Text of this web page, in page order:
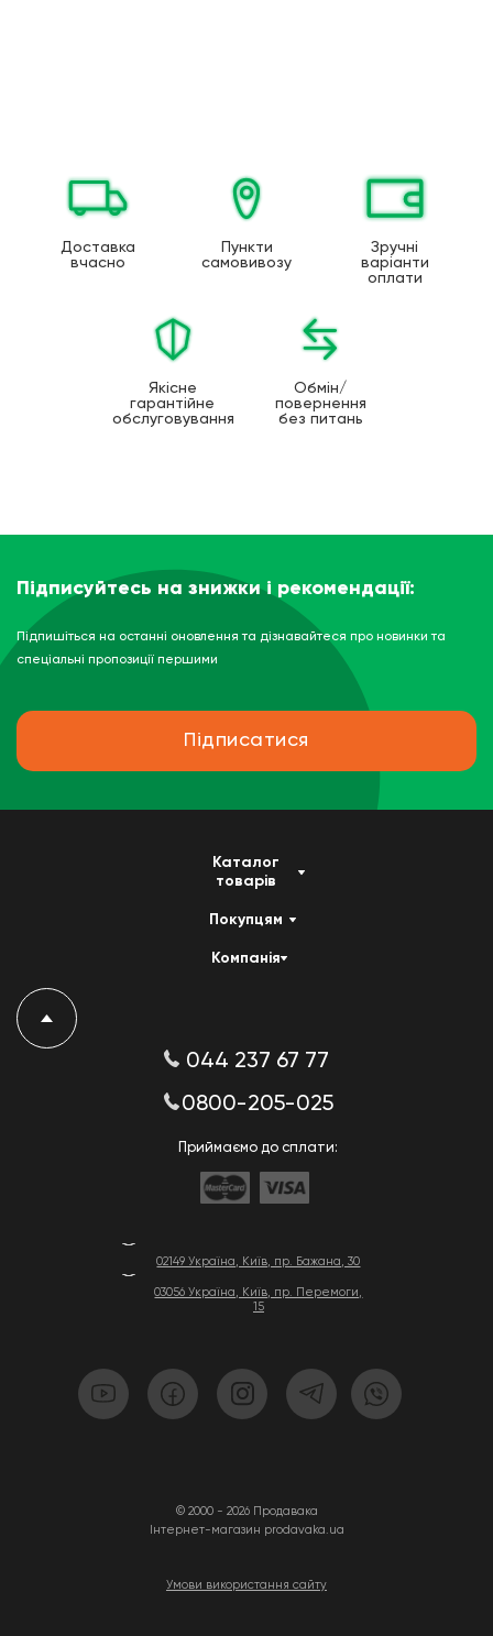
Доставка
вчасно
Пункти
самовивозу
Зручні
варіанти
оплати
Якісне
гарантійне
обслуговування
Обмін/
повернення
без питань
Підписуйтесь на знижки і рекомендації:
Підпишіться на останні оновлення та дізнавайтеся про новинки та
спеціальні пропозиції першими
Підписатися
02149 Україна, Київ, пр. Бажана, 30
03056 Україна, Київ, пр. Перемоги,
15
© 2000 - 2026 Продавака
Інтернет-магазин prodavaka.ua
Умови використання сайту
Каталог
товарів
Покупцям
Компанія
044 237 67 77
0800-205-025
Приймаємо до сплати: